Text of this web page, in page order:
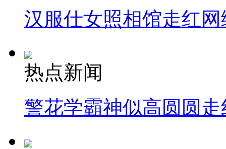
汉服仕女照相馆走红网
热点新闻
警花学霸神似高圆圆走